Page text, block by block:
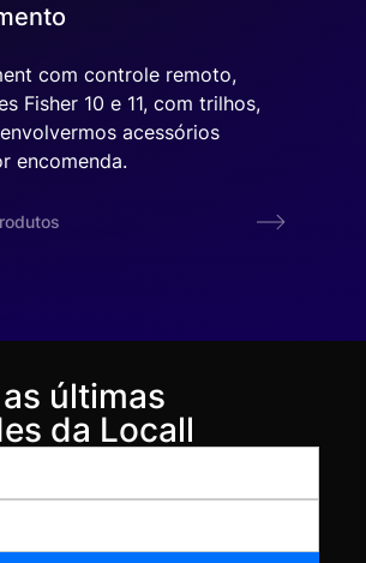
com controle remoto,
Fisher 10 e 11, com trilhos,
acessórios
encomenda.
últimas
da Locall